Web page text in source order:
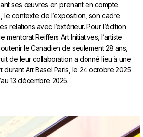
ses œuvres en prenant en compte
le contexte de l’exposition, son cadre
relations avec l’extérieur. Pour l’édition
mentorat Reiffers Art Initiatives, l’artiste
le Canadien de seulement 28 ans,
de leur collaboration a donné lieu à une
durant Art Basel Paris, le 24 octobre 2025
13 décembre 2025.